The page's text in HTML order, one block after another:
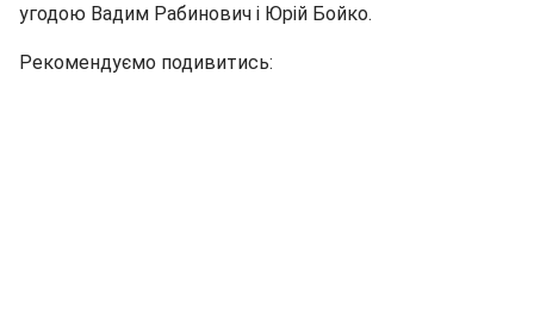
угодою Вадим Рабинович і Юрій Бойко.
Рекомендуємо подивитись: